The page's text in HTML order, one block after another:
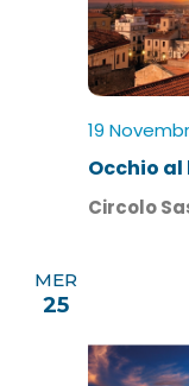
19
Occhio
Circolo
MER
25